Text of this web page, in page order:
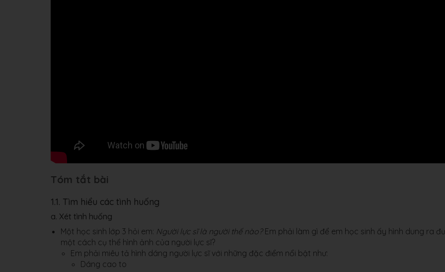
Tóm tắt bài
1.1. Tìm hiểu các tình huống
a. Xét tình huống
Một học sinh lớp 3 hỏi em: Người lực sĩ là người thế nào?Em phải làm gì để em học sinh ấy hình dung ra
một cách cụ thể hình ảnh của người lực sĩ?
Em phải miêu tả hình dáng người lực sĩ với những đặc điểm nổi bật như:
Dáng cao to